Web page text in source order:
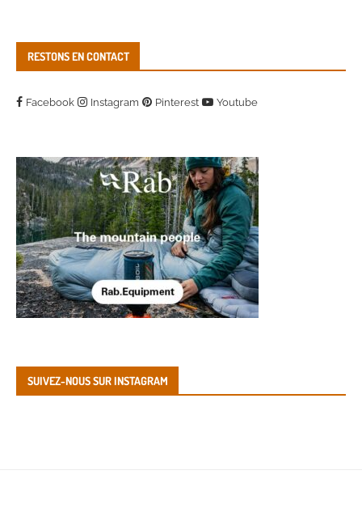
RESTONS EN CONTACT
Facebook Instagram Pinterest Youtube
SUIVEZ-NOUS SUR INSTAGRAM